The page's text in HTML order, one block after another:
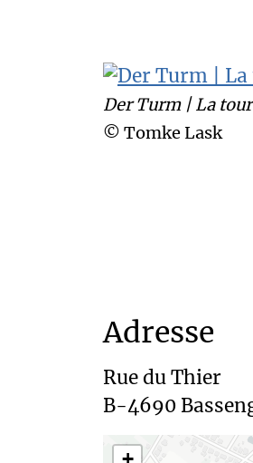
Der Turm | La tour
© Tomke Lask
Adresse
Rue du Thier